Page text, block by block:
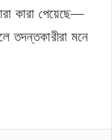
কারা পেয়েছে—
তদন্তকারীরা মনে